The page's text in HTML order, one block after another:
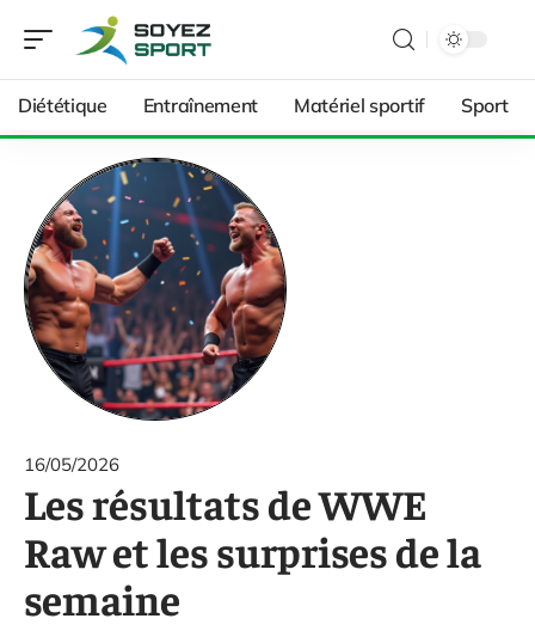
Diététique Entraînement Matériel sportif Sport
16/05/2026
Les résultats de WWE
Raw et les surprises de la
semaine